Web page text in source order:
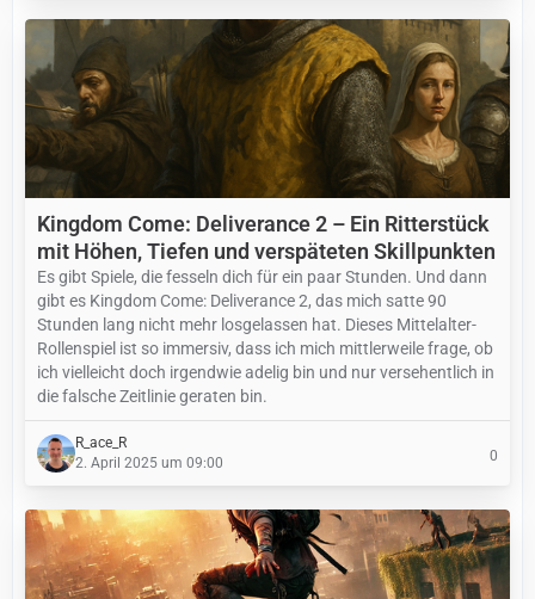
Kingdom Come: Deliverance 2 – Ein Ritterstück
mit Höhen, Tiefen und verspäteten Skillpunkten
Es gibt Spiele, die fesseln dich für ein paar Stunden. Und dann
gibt es Kingdom Come: Deliverance 2, das mich satte 90
Stunden lang nicht mehr losgelassen hat. Dieses Mittelalter-
Rollenspiel ist so immersiv, dass ich mich mittlerweile frage, ob
ich vielleicht doch irgendwie adelig bin und nur versehentlich in
die falsche Zeitlinie geraten bin.
R_ace_R
2. April 2025 um 09:00
0